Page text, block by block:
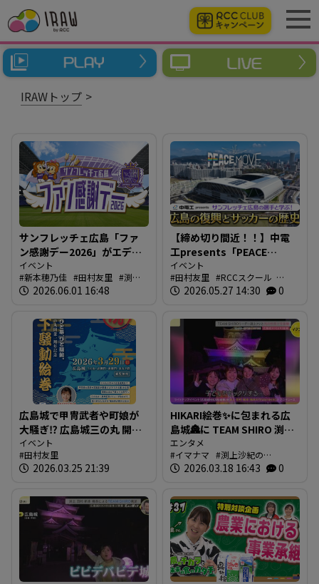
IRAWトップ
サンフレッチェ広島「ファ
ン感謝デー2026」がエディ
オンピースウイング広島で
開催！生中継特番に村上信
五さんも参戦！
イベント
新本穂乃佳
田村友里
渕上
沙紀
石橋真
2026.06.01 16:48
【締め切り間近！！】中電
工presents「PEACE
MOVE サンフレッチェ広島
の選手と学ぶ！広島の復興
とサッカーの歴史」
イベント
田村友里
RCCスクール
PEACEMOVE
2026.05.27 14:30 0
広島城で甲冑武者や町娘が
大騒ぎ⁉ 広島城三の丸 開業
１周年記念イベント「城下
騒動絵巻」
イベント
田村友里
2026.03.25 21:39
HIKARI絵巻✨に包まれる広
島城🏯に TEAM SHIRO 渕上
リーダー現る🙌😃🙌
【BUTSUBUTSU2】
エンタメ
イマナマ
渕上沙紀の
BUTSUBUTSU
渕上沙紀
楠本
2026.03.18 16:43 0